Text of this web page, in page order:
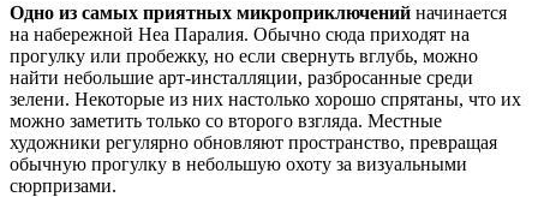
Одно из самых приятных микроприключений начинается
на набережной Неа Паралия. Обычно сюда приходят на
прогулку или пробежку, но если свернуть вглубь, можно
найти небольшие арт-инсталляции, разбросанные среди
зелени. Некоторые из них настолько хорошо спрятаны, что их
можно заметить только со второго взгляда. Местные
художники регулярно обновляют пространство, превращая
обычную прогулку в небольшую охоту за визуальными
сюрпризами.